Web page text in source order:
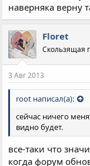
наверняка верну
Floret
Скользящая
3 Авг 2013
root написал(а):
сейчас ничего
видно будет.
все-таки что
когда форум